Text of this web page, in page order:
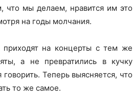
что мы делаем, нравится им это
на годы молчания.
на концерты с тем же
а не превратились в кучку
Теперь выясняется, что
то же самое.